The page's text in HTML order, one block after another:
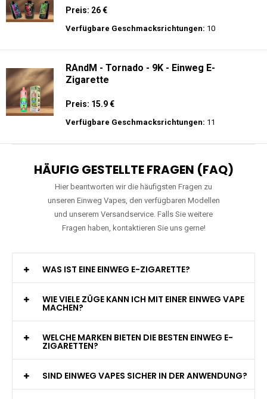
Preis: 26 €
Verfügbare Geschmacksrichtungen: 10
RAndM - Tornado - 9K - Einweg E-
Zigarette
Preis: 15.9 €
Verfügbare Geschmacksrichtungen: 11
HÄUFIG GESTELLTE FRAGEN (FAQ)
Hier beantworten wir die häufigsten Fragen zu
unseren Einweg Vapes, den verfügbaren Modellen
und unserem Versandservice. Falls Sie weitere
Fragen haben, kontaktieren Sie uns gerne!
WAS IST EINE EINWEG E-ZIGARETTE?
WIE VIELE ZÜGE KANN ICH MIT EINER EINWEG VAPE
MACHEN?
WELCHE MARKEN BIETEN DIE BESTEN EINWEG E-
ZIGARETTEN?
SIND EINWEG VAPES SICHER IN DER ANWENDUNG?